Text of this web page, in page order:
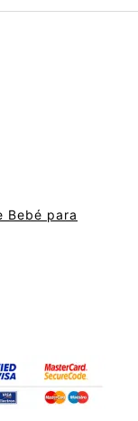
Bebé para